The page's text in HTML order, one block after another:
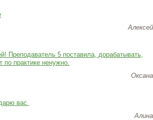
Алексей
Преподаватель 5 поставила, дорабатывать,
по практике ненужно.
Оксана
вас
Алина